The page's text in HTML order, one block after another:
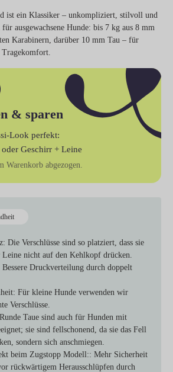
ist ein Klassiker – unkompliziert, stilvoll und
ausgewachsene Hunde: bis 7 kg aus 8 mm
Karabinern, darüber 10 mm Tau – für
& sparen
Look perfekt:
oder Geschirr + Leine
Warenkorb abgezogen.
: Die Verschlüsse sind so platziert, dass sie
nicht auf den Kehlkopf drücken.
Bessere Druckverteilung durch doppelt
: Für kleine Hunde verwenden wir
Verschlüsse.
Taue sind auch für Hunden mit
sie sind fellschonend, da sie das Fell
sondern sich anschmiegen.
beim Zugstopp Modell:: Mehr Sicherheit
rückwärtigem Herausschlüpfen durch